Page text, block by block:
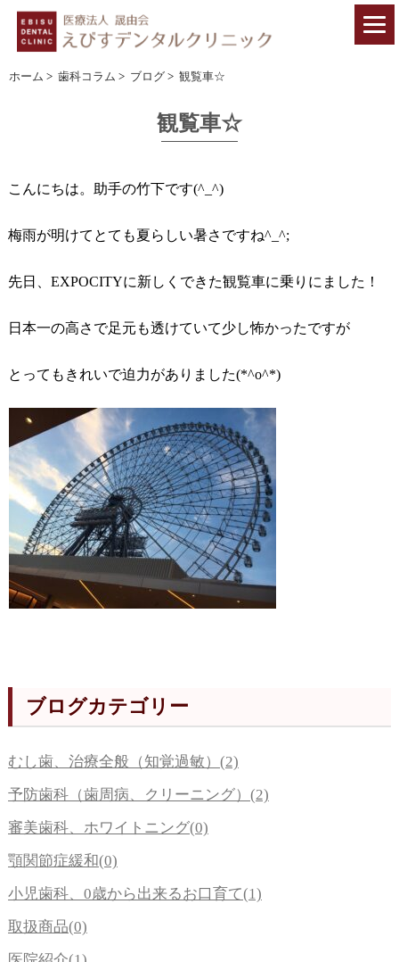
ホーム > 歯科コラム > ブログ > 観覧車☆
観覧車☆
こんにちは。助手の竹下です(^_^)
梅雨が明けてとても夏らしい暑さですね^_^;
先日、EXPOCITYに新しくできた観覧車に乗りにました！
日本一の高さで足元も透けていて少し怖かったですが
とってもきれいで迫力がありました(*^o^*)
ブログカテゴリー
むし歯、治療全般（知覚過敏）(2)
予防歯科（歯周病、クリーニング）(2)
審美歯科、ホワイトニング(0)
顎関節症緩和(0)
小児歯科、0歳から出来るお口育て(1)
取扱商品(0)